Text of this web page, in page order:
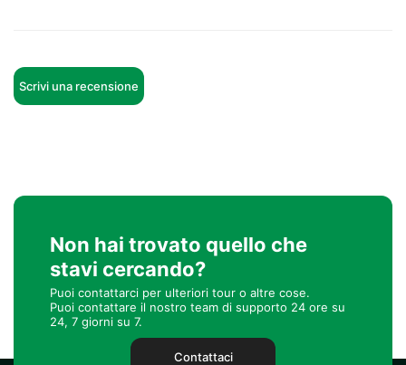
Scrivi una recensione
Non hai trovato quello che
stavi cercando?
Puoi contattarci per ulteriori tour o altre cose.
Puoi contattare il nostro team di supporto 24 ore su
24, 7 giorni su 7.
Contattaci